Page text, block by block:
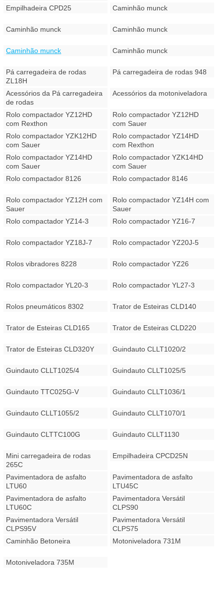
Empilhadeira CPD25 Caminhão munck
Caminhão munck Caminhão munck
Caminhão munck Caminhão munck
Pá carregadeira de rodas
ZL18H
Pá carregadeira de rodas 948
Acessórios da Pá carregadeira
de rodas
Acessórios da motoniveladora
Rolo compactador YZ12HD
com Rexthon
Rolo compactador YZ12HD
com Sauer
Rolo compactador YZK12HD
com Sauer
Rolo compactador YZ14HD
com Rexthon
Rolo compactador YZ14HD
com Sauer
Rolo compactador YZK14HD
com Sauer
Rolo compactador 8126
Rolo compactador 8146
Rolo compactador YZ12H com
Sauer
Rolo compactador YZ14H com
Sauer
Rolo compactador YZ14-3
Rolo compactador YZ16-7
Rolo compactador YZ18J-7 Rolo compactador YZ20J-5
Rolos vibradores 8228 Rolo compactador YZ26
Rolo compactador YL20-3 Rolo compactador YL27-3
Rolos pneumáticos 8302 Trator de Esteiras CLD140
Trator de Esteiras CLD165 Trator de Esteiras CLD220
Trator de Esteiras CLD320Y Guindauto CLLT1020/2
Guindauto CLLT1025/4 Guindauto CLLT1025/5
Guindauto TTC025G-V Guindauto CLLT1036/1
Guindauto CLLT1055/2 Guindauto CLLT1070/1
Guindauto CLTTC100G Guindauto CLLT1130
Mini carregadeira de rodas
265C
Empilhadeira CPCD25N
Pavimentadora de asfalto
LTU60
Pavimentadora de asfalto
LTU45C
Pavimentadora de asfalto
LTU60C
Pavimentadora Versátil
CLPS90
Pavimentadora Versátil
CLPS95V
Pavimentadora Versátil
CLPS75
Caminhão Betoneira
Motoniveladora 731M
Motoniveladora 735M